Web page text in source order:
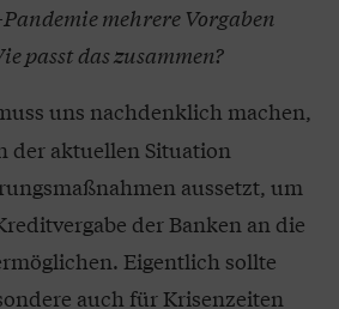
mehrere Vorgaben
passt das zusammen?
uns nachdenklich machen,
der aktuellen Situation
aussetzt, um
der Banken an die
Eigentlich sollte
auch für Krisenzeiten